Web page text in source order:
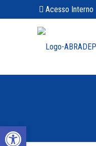
Acesso Interno
Abrir a barra